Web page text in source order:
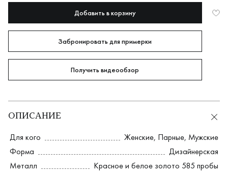
Добавить в корзину
Забронировать для примерки
Получить видеообзор
ОПИСАНИЕ
Для кого Женские, Парные, Мужские
Форма
Дизайнерская
Металл
Красное и белое золото 585 пробы